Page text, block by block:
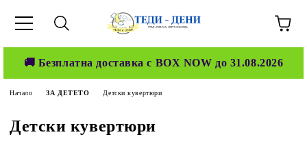
🚚 Безплатна доставка с BOX NOW до 31.08.2026
Начало ЗА ДЕТЕТО Детски кувертюри
Детски кувертюри